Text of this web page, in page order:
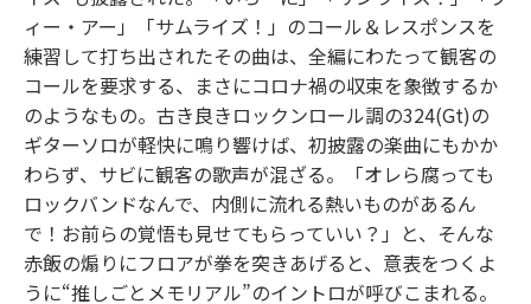
ィー・アー」「サムライズ！」のコール＆レスポンスを
練習して打ち出されたその曲は、全編にわたって観客の
コールを要求する、まさにコロナ禍の収束を象徴するか
のようなもの。古き良きロックンロール調の324(Gt)の
ギターソロが軽快に鳴り響けば、初披露の楽曲にもかか
わらず、サビに観客の歌声が混ざる。「オレら腐っても
ロックバンドなんで、内側に流れる熱いものがあるん
で！お前らの覚悟も見せてもらっていい？」と、そんな
赤飯の煽りにフロアが拳を突きあげると、意表をつくよ
うに“推しごとメモリアル”のイントロが呼びこまれる。